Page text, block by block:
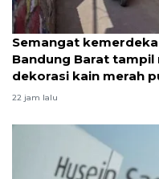
Semangat
Bandung Barat
dekorasi kain merah
22 jam lalu